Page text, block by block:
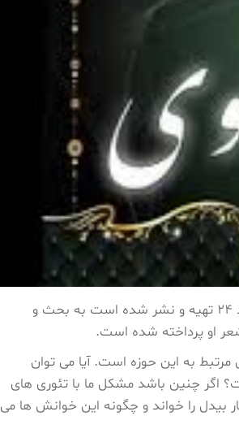
در این سلسله از گفتگوها که در تلویزیون جهانی امید 24 تهیه و نشر شده است به بحث و
او پرداخته شده است.
به این حوزه است. آیا می توان
اگر چنین باشد مشکل ما با تئوری های
را خواند و چگونه این خوانش ها می